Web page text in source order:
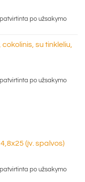
po užsakymo
su tinkleliu,
po užsakymo
(įv. spalvos)
po užsakymo